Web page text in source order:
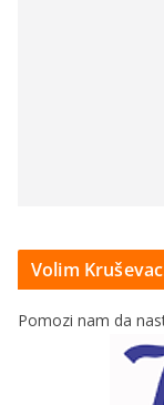
Volim
Pomozi nam da